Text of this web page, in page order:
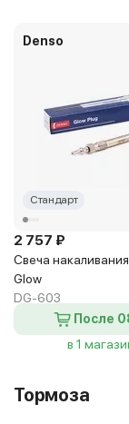
Denso
Стандарт
2 757 ₽
Свеча
Glow
DG-603
После
в 1
Тормоза